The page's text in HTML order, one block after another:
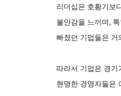
리더십은 호황기보
불안감을 느끼며,
빠졌던 기업들은 거
따라서 기업은 경기
현명한 경영자들은